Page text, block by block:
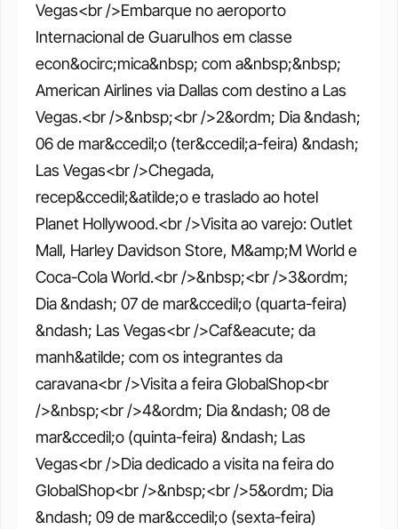
Vegas<br />Embarque no aeroporto
Internacional de Guarulhos em classe
econ&ocirc;mica&nbsp; com a&nbsp;&nbsp;
American Airlines via Dallas com destino a Las
Vegas.<br />&nbsp;<br />2&ordm; Dia &ndash;
06 de mar&ccedil;o (ter&ccedil;a-feira) &ndash;
Las Vegas<br />Chegada,
recep&ccedil;&atilde;o e traslado ao hotel
Planet Hollywood.<br />Visita ao varejo: Outlet
Mall, Harley Davidson Store, M&amp;M World e
Coca-Cola World.<br />&nbsp;<br />3&ordm;
Dia &ndash; 07 de mar&ccedil;o (quarta-feira)
&ndash; Las Vegas<br />Caf&eacute; da
manh&atilde; com os integrantes da
caravana<br />Visita a feira GlobalShop<br
/>&nbsp;<br />4&ordm; Dia &ndash; 08 de
mar&ccedil;o (quinta-feira) &ndash; Las
Vegas<br />Dia dedicado a visita na feira do
GlobalShop<br />&nbsp;<br />5&ordm; Dia
&ndash; 09 de mar&ccedil;o (sexta-feira)